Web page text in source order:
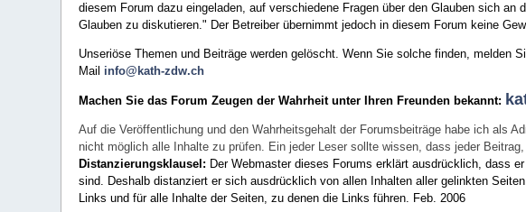
diesem Forum dazu eingeladen, auf verschiedene Fragen über den Glauben sich
Glauben zu diskutieren." Der Betreiber übernimmt jedoch in diesem Forum keine
Unseriöse Themen und Beiträge werden gelöscht. Wenn Sie solche finden, melden
Mail info@kath-zdw.ch
Machen Sie das Forum Zeugen der Wahrheit unter Ihren Freunden bekannt:
Auf die Veröffentlichung und den Wahrheitsgehalt der Forumsbeiträge habe ich als
nicht möglich alle Inhalte zu prüfen. Ein jeder Leser sollte wissen, dass jeder
Distanzierungsklausel: Der Webmaster dieses Forums erklärt ausdrücklich, dass
sind. Deshalb distanziert er sich ausdrücklich von allen Inhalten aller gelinkten
Links und für alle Inhalte der Seiten, zu denen die Links führen. Feb. 2006